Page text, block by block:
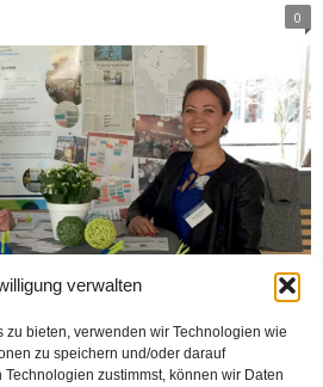
verwalten
zu bieten, verwenden wir Technologien wie
zu speichern und/oder darauf
zustimmst, können wir Daten
0